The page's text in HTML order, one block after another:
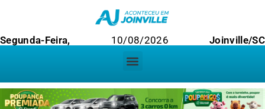
Segunda-Feira, 10/08/2026 Joinville/SC